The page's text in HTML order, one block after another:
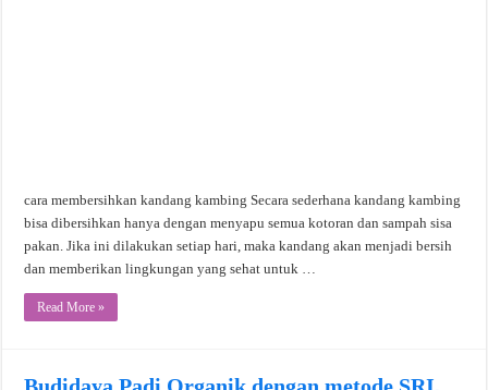
cara membersihkan kandang kambing Secara sederhana kandang kambing
bisa dibersihkan hanya dengan menyapu semua kotoran dan sampah sisa
pakan. Jika ini dilakukan setiap hari, maka kandang akan menjadi bersih
dan memberikan lingkungan yang sehat untuk …
Read More »